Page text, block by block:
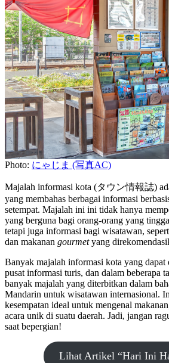
Photo: にゃじま (写真AC)
Majalah informasi kota (タウン情報誌)
yang membahas berbagai informasi
setempat. Majalah ini ini tidak hanya
yang berguna bagi orang-orang yang
tetapi juga informasi bagi wisatawan,
dan makanan gourmetyang
Banyak majalah informasi kota yang dapat
pusat informasi turis, dan dalam beberapa
banyak majalah yang diterbitkan dalam
Mandarin untuk wisatawan internasional.
kesempatan ideal untuk mengenal
acara unik di suatu daerah. Jadi, jangan
saat bepergian!
Lihat Artikel “Hari Ini